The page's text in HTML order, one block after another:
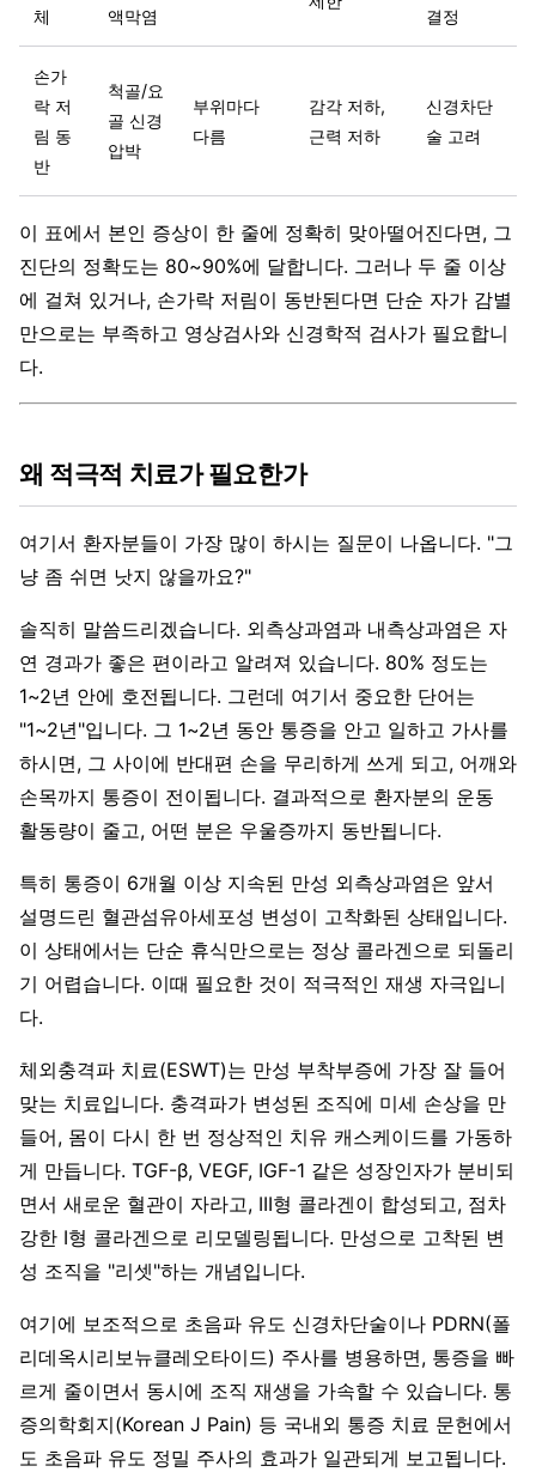
체 액막염 결정
손가
락 저
림 동
반
척골/요
골 신경
압박
부위마다
다름
감각 저하,
근력 저하
신경차단
술 고려
이 표에서 본인 증상이 한 줄에 정확히 맞아떨어진다면, 그
진단의 정확도는 80~90%에 달합니다. 그러나 두 줄 이상
에 걸쳐 있거나, 손가락 저림이 동반된다면 단순 자가 감별
만으로는 부족하고 영상검사와 신경학적 검사가 필요합니
다.
왜 적극적 치료가 필요한가
여기서 환자분들이 가장 많이 하시는 질문이 나옵니다. "그
냥 좀 쉬면 낫지 않을까요?"
솔직히 말씀드리겠습니다. 외측상과염과 내측상과염은 자
연 경과가 좋은 편이라고 알려져 있습니다. 80% 정도는
1~2년 안에 호전됩니다. 그런데 여기서 중요한 단어는
"1~2년"입니다. 그 1~2년 동안 통증을 안고 일하고 가사를
하시면, 그 사이에 반대편 손을 무리하게 쓰게 되고, 어깨와
손목까지 통증이 전이됩니다. 결과적으로 환자분의 운동
활동량이 줄고, 어떤 분은 우울증까지 동반됩니다.
특히 통증이 6개월 이상 지속된 만성 외측상과염은 앞서
설명드린 혈관섬유아세포성 변성이 고착화된 상태입니다.
이 상태에서는 단순 휴식만으로는 정상 콜라겐으로 되돌리
기 어렵습니다. 이때 필요한 것이 적극적인 재생 자극입니
다.
체외충격파 치료(ESWT)는 만성 부착부증에 가장 잘 들어
맞는 치료입니다. 충격파가 변성된 조직에 미세 손상을 만
들어, 몸이 다시 한 번 정상적인 치유 캐스케이드를 가동하
게 만듭니다. TGF-β, VEGF, IGF-1 같은 성장인자가 분비되
면서 새로운 혈관이 자라고, III형 콜라겐이 합성되고, 점차
강한 I형 콜라겐으로 리모델링됩니다. 만성으로 고착된 변
성 조직을 "리셋"하는 개념입니다.
여기에 보조적으로 초음파 유도 신경차단술이나 PDRN(폴
리데옥시리보뉴클레오타이드) 주사를 병용하면, 통증을 빠
르게 줄이면서 동시에 조직 재생을 가속할 수 있습니다. 통
증의학회지(Korean J Pain) 등 국내외 통증 치료 문헌에서
도 초음파 유도 정밀 주사의 효과가 일관되게 보고됩니다.